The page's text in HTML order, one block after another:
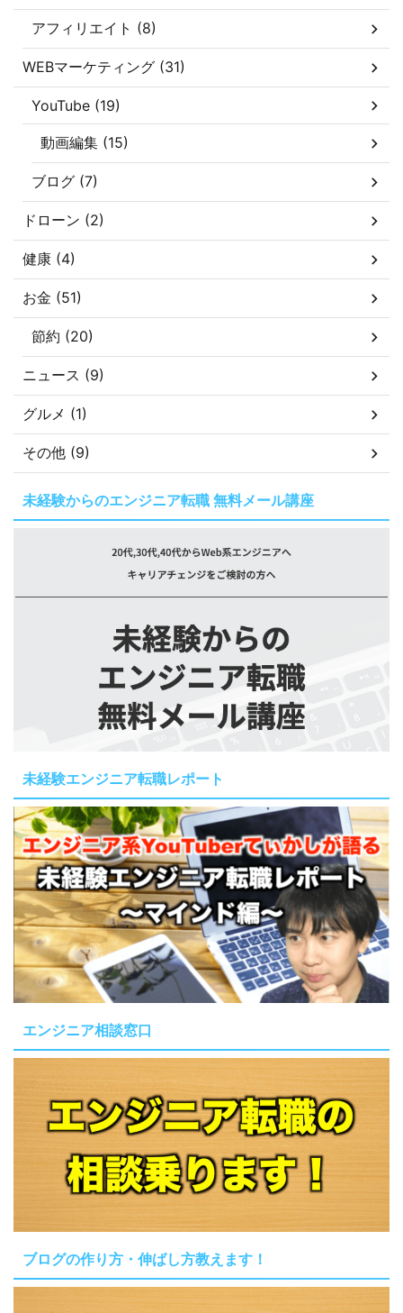
アフィリエイト (8)
WEBマーケティング (31)
YouTube (19)
動画編集 (15)
ブログ (7)
ドローン (2)
健康 (4)
お金 (51)
節約 (20)
ニュース (9)
グルメ (1)
その他 (9)
未経験からのエンジニア転職 無料メール講座
未経験エンジニア転職レポート
エンジニア相談窓口
ブログの作り方・伸ばし方教えます！